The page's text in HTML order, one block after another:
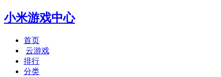
小米游戏中心
首页
云游戏
排行
分类